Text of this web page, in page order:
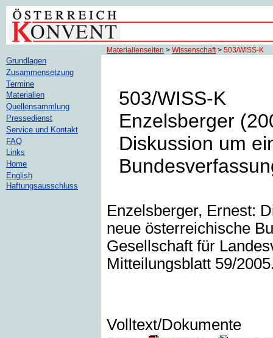
Materialienseiten >Wissenschaft >503/WISS-K
503/WISS-K
Enzelsberger
Diskussion um
Enzelsberger, Ernest:
neue österreichische
Gesellschaft für
Mitteilungsblatt 59/
Volltext/Dokumente
Grundlagen
Zusammensetzung
Termine
Materialien
Quellensammlung
Pressedienst
Service und Kontakt
FAQ
Links
Home
English
Haftungsausschluss